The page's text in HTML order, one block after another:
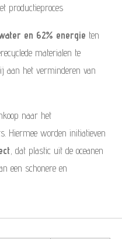
productieproces
en 62% energie ten
materialen te
aan het verminderen van
naar het
Hiermee worden initiatieven
, dat plastic uit de oceanen
een schonere en